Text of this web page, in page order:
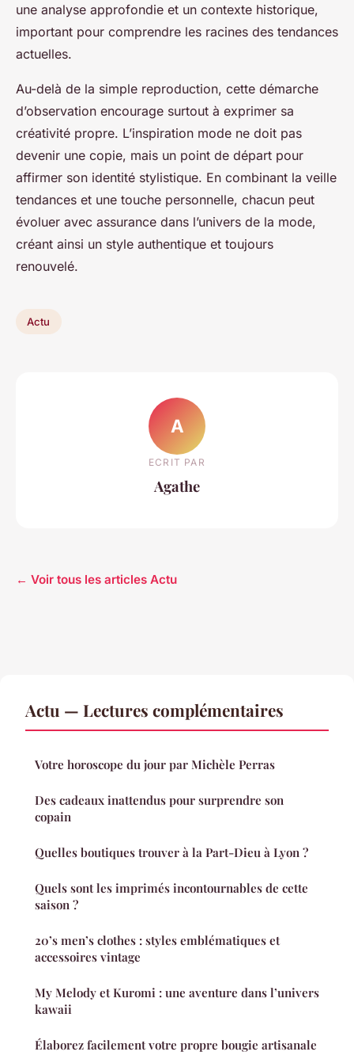
une analyse approfondie et un contexte historique,
important pour comprendre les racines des tendances
actuelles.
Au-delà de la simple reproduction, cette démarche
d’observation encourage surtout à exprimer sa
créativité propre. L’inspiration mode ne doit pas
devenir une copie, mais un point de départ pour
affirmer son identité stylistique. En combinant la veille
tendances et une touche personnelle, chacun peut
évoluer avec assurance dans l’univers de la mode,
créant ainsi un style authentique et toujours
renouvelé.
Actu
A
ECRIT PAR
Agathe
← Voir tous les articles Actu
Actu — Lectures complémentaires
Votre horoscope du jour par Michèle Perras
Des cadeaux inattendus pour surprendre son
copain
Quelles boutiques trouver à la Part-Dieu à Lyon ?
Quels sont les imprimés incontournables de cette
saison ?
20’s men’s clothes : styles emblématiques et
accessoires vintage
My Melody et Kuromi : une aventure dans l’univers
kawaii
Élaborez facilement votre propre bougie artisanale